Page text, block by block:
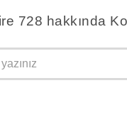
728 hakkında